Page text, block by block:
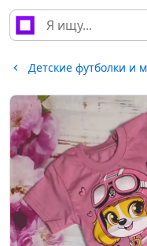
Детские футболки и